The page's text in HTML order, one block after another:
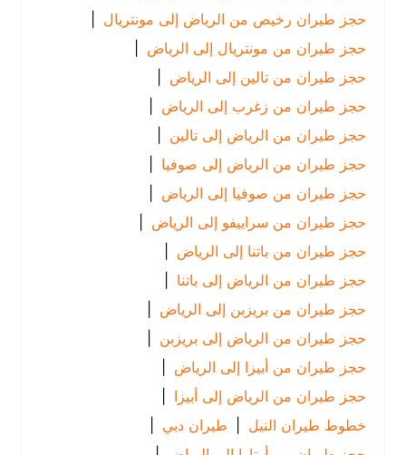
حجز طيران رخيص من الرياض إلى مونتريال |
حجز طيران من مونتريال إلى الرياض
|
حجز طيران من تالين إلى الرياض
|
حجز طيران من زغرب إلى الرياض
|
حجز طيران من الرياض إلى تالين
|
حجز طيران من الرياض إلى صوفيا
|
حجز طيران من صوفيا إلى الرياض
|
حجز طيران من سراييفو إلى الرياض
|
حجز طيران من باتنا إلى الرياض
|
حجز طيران من الرياض إلى باتنا |
حجز طيران من بريزبن إلى الرياض
|
حجز طيران من الرياض إلى بريزبن |
حجز طيران من أبيزا إلى الرياض
|
حجز طيران من الرياض إلى أبيزا
خطوط طيران النيل | طيران دبي |